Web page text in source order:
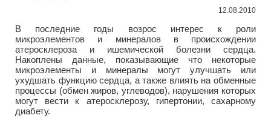
12.08.2010
В последние годы возрос интерес к роли
микроэлементов и минералов в происхождении
атеросклероза и ишемической болезни сердца.
Накоплены данные, показывающие что некоторые
микроэлементы и минералы могут улучшать или
ухудшать функцию сердца, а также влиять на обменные
процессы (обмен жиров, углеводов), нарушения которых
могут вести к атеросклерозу, гипертонии, сахарному
диабету.